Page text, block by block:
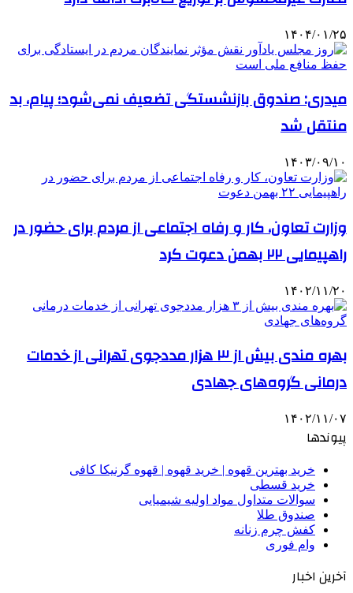
۱۴۰۴/۰۱/۲۵
میدری: صندوق بازنشستگی تضعیف نمی‌شود؛ پیام، بد
منتقل شد
۱۴۰۳/۰۹/۱۰
وزارت تعاون، کار و رفاه اجتماعی از مردم برای حضور در
راهپیمایی ۲۲ بهمن دعوت کرد
۱۴۰۲/۱۱/۲۰
بهره مندی بیش از ۳ هزار مددجوی تهرانی از خدمات
درمانی گروه‌های جهادی
۱۴۰۲/۱۱/۰۷
پیوندها
خرید بهترین قهوه | خرید قهوه | قهوه گرنیکا کافی
خرید قسطی
سوالات متداول مواد اولیه شیمیایی
صندوق طلا
کفش چرم زنانه
وام فوری
آخرین اخبار